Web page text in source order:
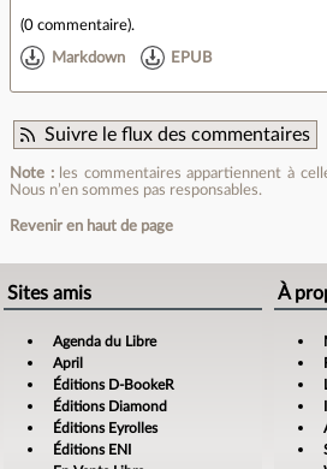
(0 commentaire).
Markdown EPUB
Suivre le flux des commentaires
Note :les commentaires appartiennent à
Nous n’en sommes pas responsables.
Revenir en haut de page
Sites amis
Agenda du Libre
April
Éditions D-BookeR
Éditions Diamond
Éditions Eyrolles
Éditions ENI
À